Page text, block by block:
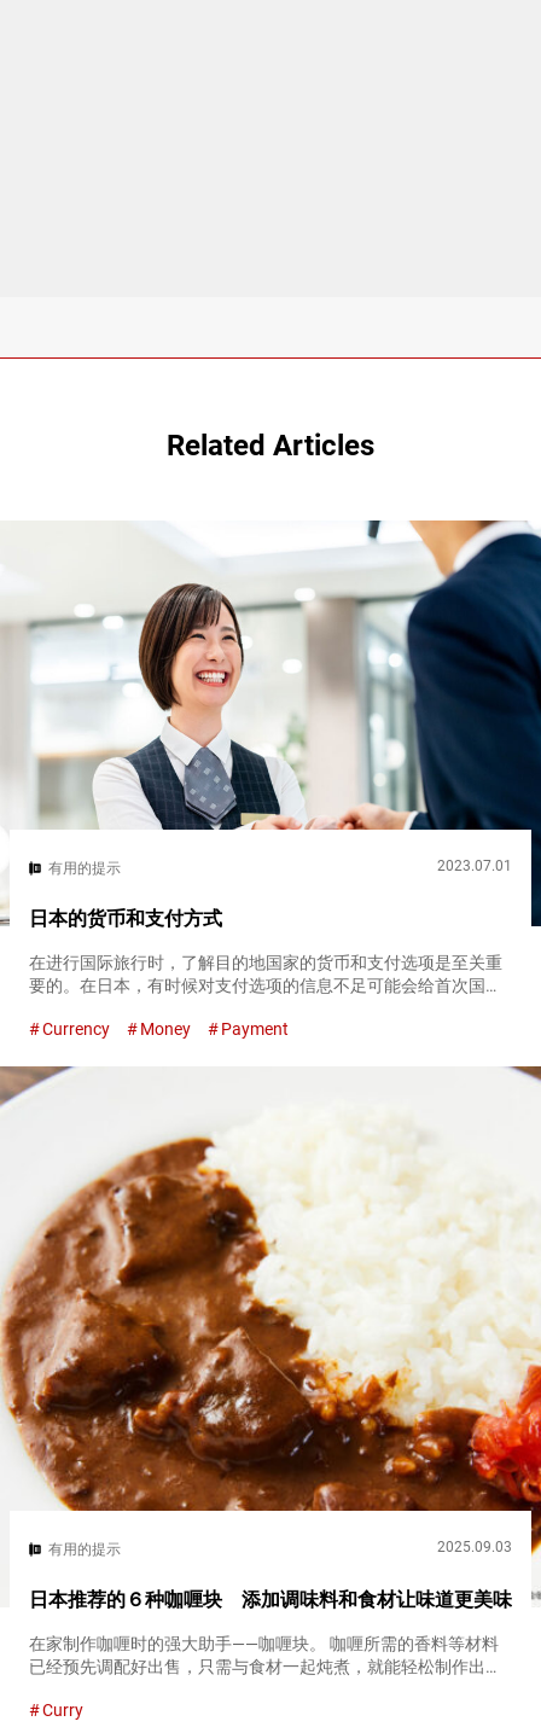
Related Articles
有用的提示 2023.07.01
日本的货币和支付方式
在进行国际旅行时，了解目的地国家的货币和支付选项是至关重
要的。在日本，有时候对支付选项的信息不足可能会给首次国际
替代支付方式和在日本这个主要以现金为基础的社会中使用它们
Currency Money Payment
有用的提示 2025.09.03
日本推荐的６种咖喱块 添加调味料和食材让味道更美味
在家制作咖喱时的强大助手——咖喱块。 咖喱所需的香料等材料
已经预先调配好出售，只需与食材一起炖煮，就能轻松制作出正
使用的材料也各不相同，变化多样。 “想吃辣味咖喱时，该选择哪
Curry